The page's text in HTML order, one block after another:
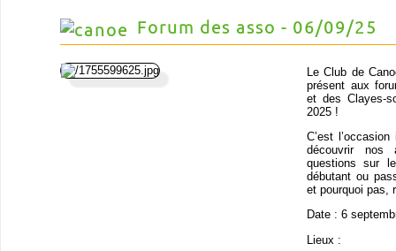
Forum des asso - 06/09/25
Le Club de
présent aux
et des Clayes-
2025 !
C’est
découvrir nos
questions sur
débutant ou
et pourquoi pas,
Date : 6
Lieux :